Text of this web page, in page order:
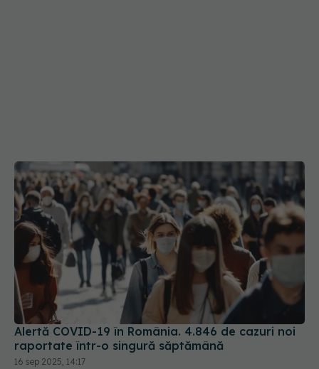
Alertă COVID-19 în România. 4.846 de cazuri noi
raportate într-o singură săptămână
16 sep 2025, 14:17